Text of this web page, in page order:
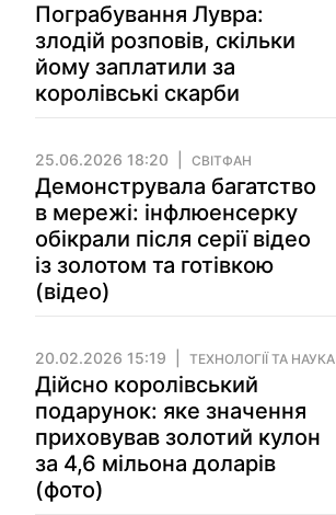
Пограбування Лувра:
злодій розповів, скільки
йому заплатили за
королівські скарби
25.06.2026 18:20 СВІТФАН
Демонструвала багатство
в мережі: інфлюенсерку
обікрали після серії відео
із золотом та готівкою
(відео)
20.02.2026 15:19 ТЕХНОЛОГІЇ ТА НАУКА
Дійсно королівський
подарунок: яке значення
приховував золотий кулон
за 4,6 мільона доларів
(фото)